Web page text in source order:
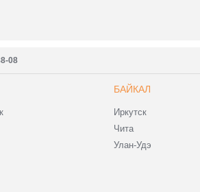
08
БАЙКАЛ
Иркутск
Чита
Улан-Удэ